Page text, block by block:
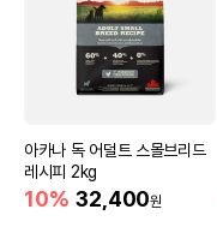
아카나 독 어덜트 스몰브리드
레시피 2kg
10% 32,400원